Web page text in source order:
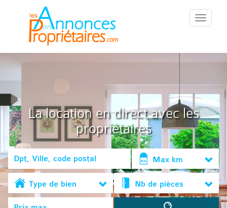
::Menu::
La location en direct avec les
propriétaires
Max km
Type de bien Nb de pièces